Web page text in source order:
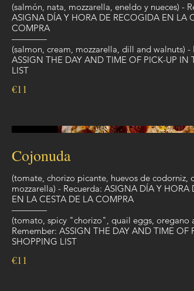
(salmón, nata, mozzarella, eneldo y nueces) -
ASIGNA DÍA Y HORA DE RECOGIDA EN LA
COMPRA
————
(salmon, cream, mozzarella, dill and walnuts) -
ASSIGN THE DAY AND TIME OF PICK-UP IN
LIST
€11
Cojonuda
(tomate, chorizo picante, huevos de codorniz,
mozzarella) - Recuerda: ASIGNA DÍA Y HORA
EN LA CESTA DE LA COMPRA
————
(tomato, spicy "chorizo", quail eggs, oregano
Remember: ASSIGN THE DAY AND TIME OF
SHOPPING LIST
€11